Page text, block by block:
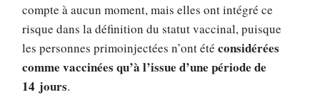
compte à aucun moment, mais elles ont intégré ce
risque dans la définition du statut vaccinal, puisque
les personnes primoinjectées n’ont étéconsidérées
comme vaccinées qu’à l’issue d’une période de
14 jours.